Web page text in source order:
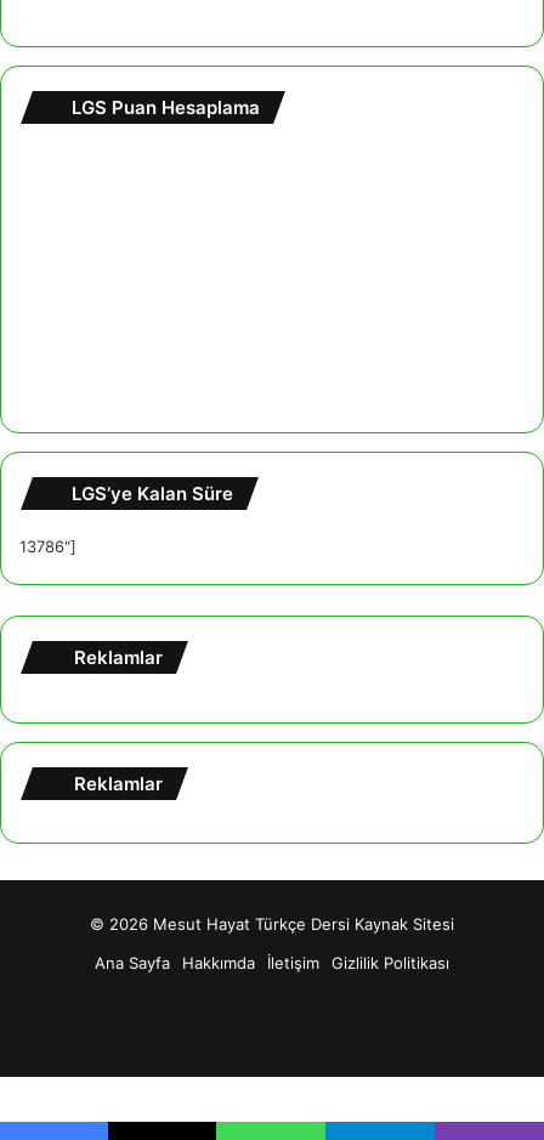
LGS Puan Hesaplama
LGS’ye Kalan Süre
13786"]
Reklamlar
Reklamlar
© 2026 Mesut Hayat Türkçe Dersi Kaynak Sitesi
Ana Sayfa
Hakkımda İletişim Gizlilik Politikası